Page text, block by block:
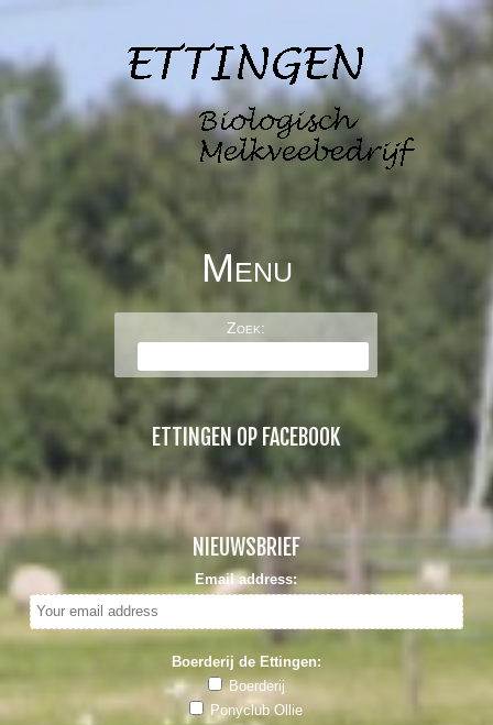
BOERDERIJ DE
ETTINGEN
Menu
Zoek:
ETTINGEN OP FACEBOOK
NIEUWSBRIEF
Email address:
Boerderij de Ettingen:
Boerderij
Ponyclub Ollie